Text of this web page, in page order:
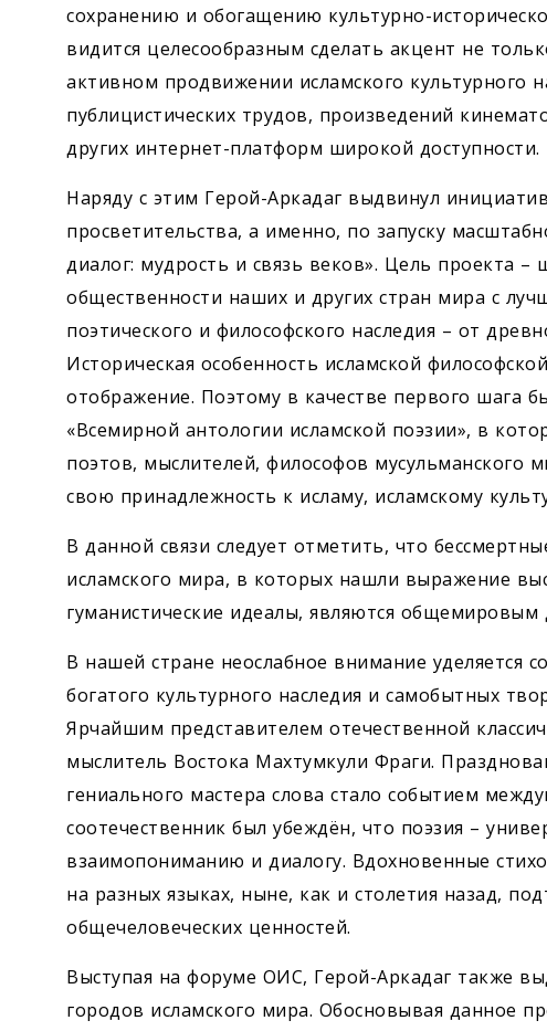
сохранению и обогащению культурно-
видится целесообразным сделать акцент не
активном продвижении исламского культурного
публицистических трудов, произведений
других интернет-платформ широкой доступности.
Наряду с этим Герой-Аркадаг выдвинул
просветительства, а именно, по запуску
диалог: мудрость и связь веков». Цель проекта
общественности наших и других стран мира с
поэтического и философского наследия – от
Историческая особенность исламской
отображение. Поэтому в качестве первого шага
«Всемирной антологии исламской поэзии», в
поэтов, мыслителей, философов мусульманского
свою принадлежность к исламу, исламскому
В данной связи следует отметить, что
исламского мира, в которых нашли выражение
гуманистические идеалы, являются общемировым
В нашей стране неослабное внимание уделяется
богатого культурного наследия и самобытных
Ярчайшим представителем отечественной
мыслитель Востока Махтумкули Фраги.
гениального мастера слова стало событием
соотечественник был убеждён, что поэзия –
взаимопониманию и диалогу. Вдохновенные
на разных языках, ныне, как и столетия назад,
общечеловеческих ценностей.
Выступая на форуме ОИС, Герой-Аркадаг также
городов исламского мира. Обосновывая данное